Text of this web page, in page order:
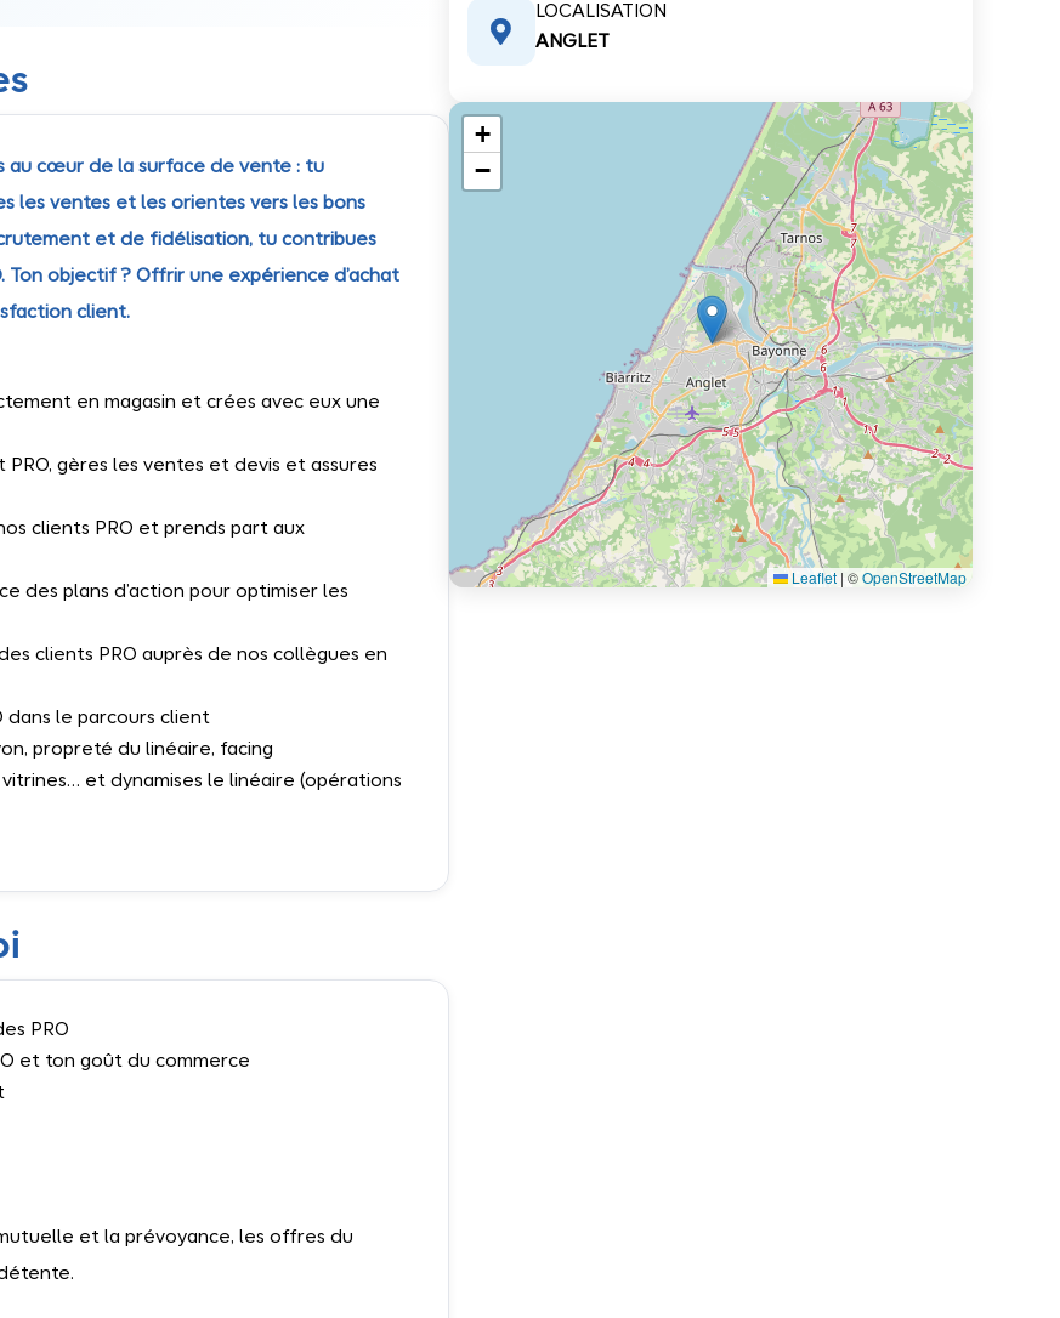
au cœur de la surface de vente : tu
les ventes et les orientes vers les bons
et de fidélisation, tu contribues
objectif ? Offrir une expérience d’achat
client.
en magasin et crées avec eux une
gères les ventes et devis et assures
clients PRO et prends part aux
des plans d’action pour optimiser les
clients PRO auprès de nos collègues en
dans le parcours client
propreté du linéaire, facing
et dynamises le linéaire (opérations
PRO
et ton goût du commerce
et la prévoyance, les offres du

LOCALISATION
ANGLET
+
−
Leaflet | ©OpenStreetMap